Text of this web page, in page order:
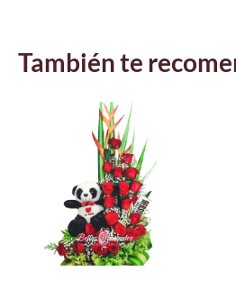
También te